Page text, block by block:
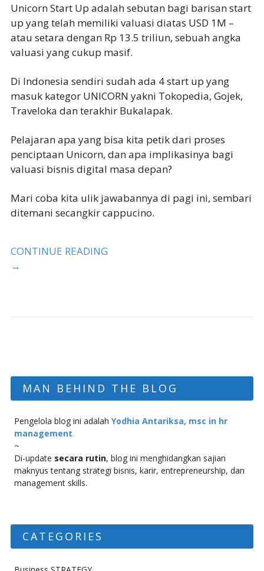
Unicorn Start Up adalah sebutan bagi barisan start
up yang telah memiliki valuasi diatas USD 1M –
atau setara dengan Rp 13.5 triliun, sebuah angka
valuasi yang cukup masif.
Di Indonesia sendiri sudah ada 4 start up yang
masuk kategor UNICORN yakni Tokopedia, Gojek,
Traveloka dan terakhir Bukalapak.
Pelajaran apa yang bisa kita petik dari proses
penciptaan Unicorn, dan apa implikasinya bagi
valuasi bisnis digital masa depan?
Mari coba kita ulik jawabannya di pagi ini, sembari
ditemani secangkir cappucino.
CONTINUE READING
→
MAN BEHIND THE BLOG
Pengelola blog ini adalah Yodhia Antariksa, msc in hr
management.
~
Di-update secara rutin, blog ini menghidangkan sajian
maknyus tentang strategi bisnis, karir, entrepreneurship, dan
management skills.
CATEGORIES